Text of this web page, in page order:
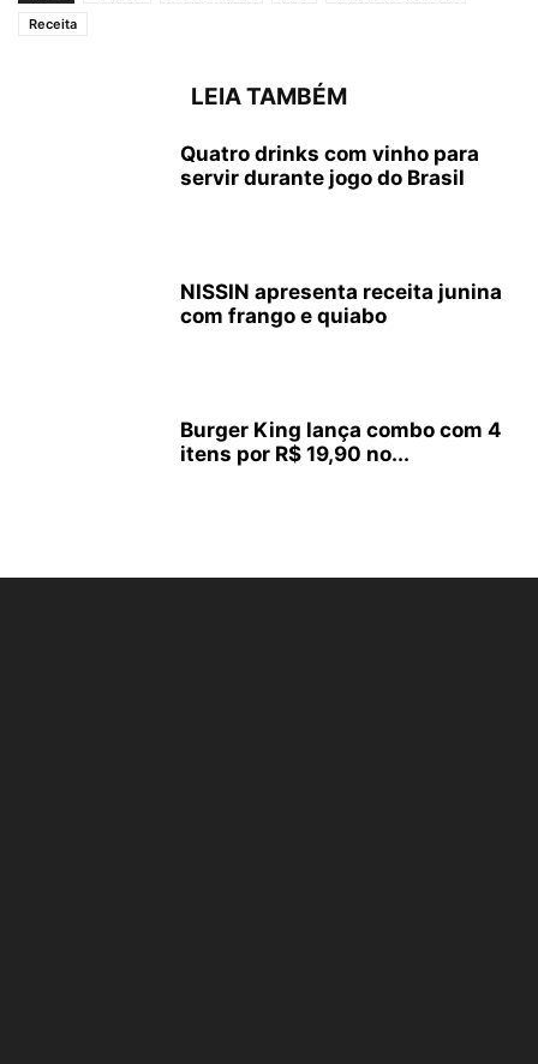
Receita
LEIA TAMBÉM
Quatro drinks com vinho para
servir durante jogo do Brasil
NISSIN apresenta receita junina
com frango e quiabo
Burger King lança combo com 4
itens por R$ 19,90 no...